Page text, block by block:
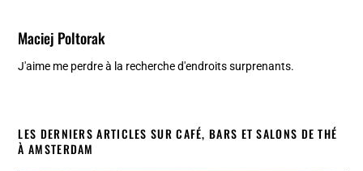
Maciej Poltorak
J'aime me perdre à la recherche d'endroits surprenants.
LES DERNIERS ARTICLES SUR CAFÉ, BARS ET SALONS DE THÉ
À AMSTERDAM